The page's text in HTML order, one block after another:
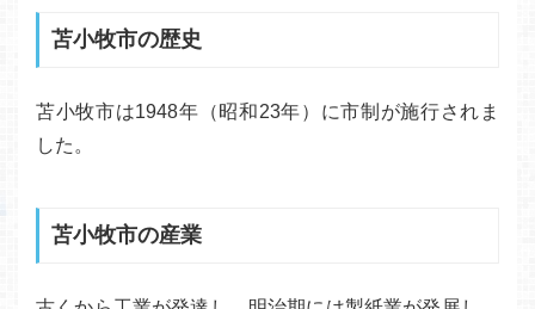
苫小牧市の歴史
苫小牧市は1948年（昭和23年）に市制が施行されま
した。
苫小牧市の産業